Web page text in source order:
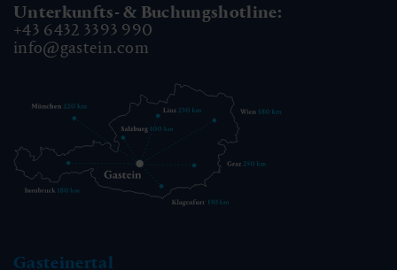
Unterkunfts- & Buchungshotline:
+43 6432 3393 990
info@gastein.com
Gasteinertal